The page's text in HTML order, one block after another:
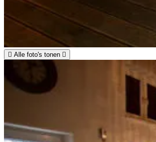
Alle foto's tonen